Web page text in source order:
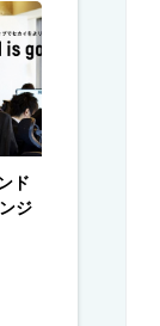
ド
ジ